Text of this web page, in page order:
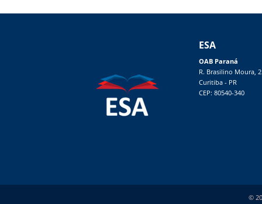
ESA
OAB Paraná
R. Brasilino Moura,
Curitiba - PR
CEP: 80540-340
©